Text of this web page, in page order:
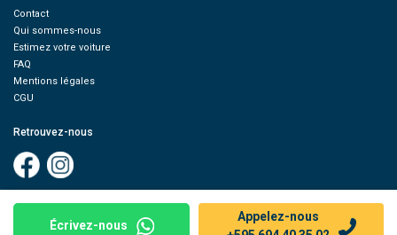
Écrivez-nous
Appelez-nous
Contact
Qui sommes-nous
Estimez votre voiture
FAQ
Mentions légales
CGU
Retrouvez-nous
© 2026 Oovango, Tous droits réservés